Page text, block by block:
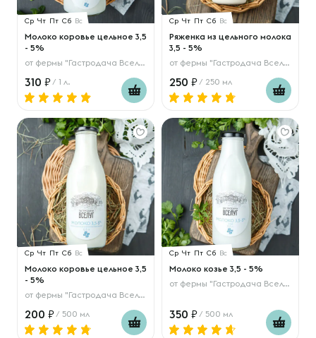
Ср Чт Пт Сб Вс
Молоко коровье цельное 3,5
- 5%
от фермы "Гастродача Вселуг"
310 / 1 л.
Ср Чт Пт Сб Вс
Ряженка из цельного молока
3,5 - 5%
от фермы "Гастродача Вселуг"
250 / 250 мл
Ср Чт Пт Сб Вс
Молоко коровье цельное 3,5
- 5%
от фермы "Гастродача Вселуг"
200 / 500 мл
Ср Чт Пт Сб Вс
Молоко козье 3,5 - 5%
от фермы "Гастродача Вселуг"
350 / 500 мл